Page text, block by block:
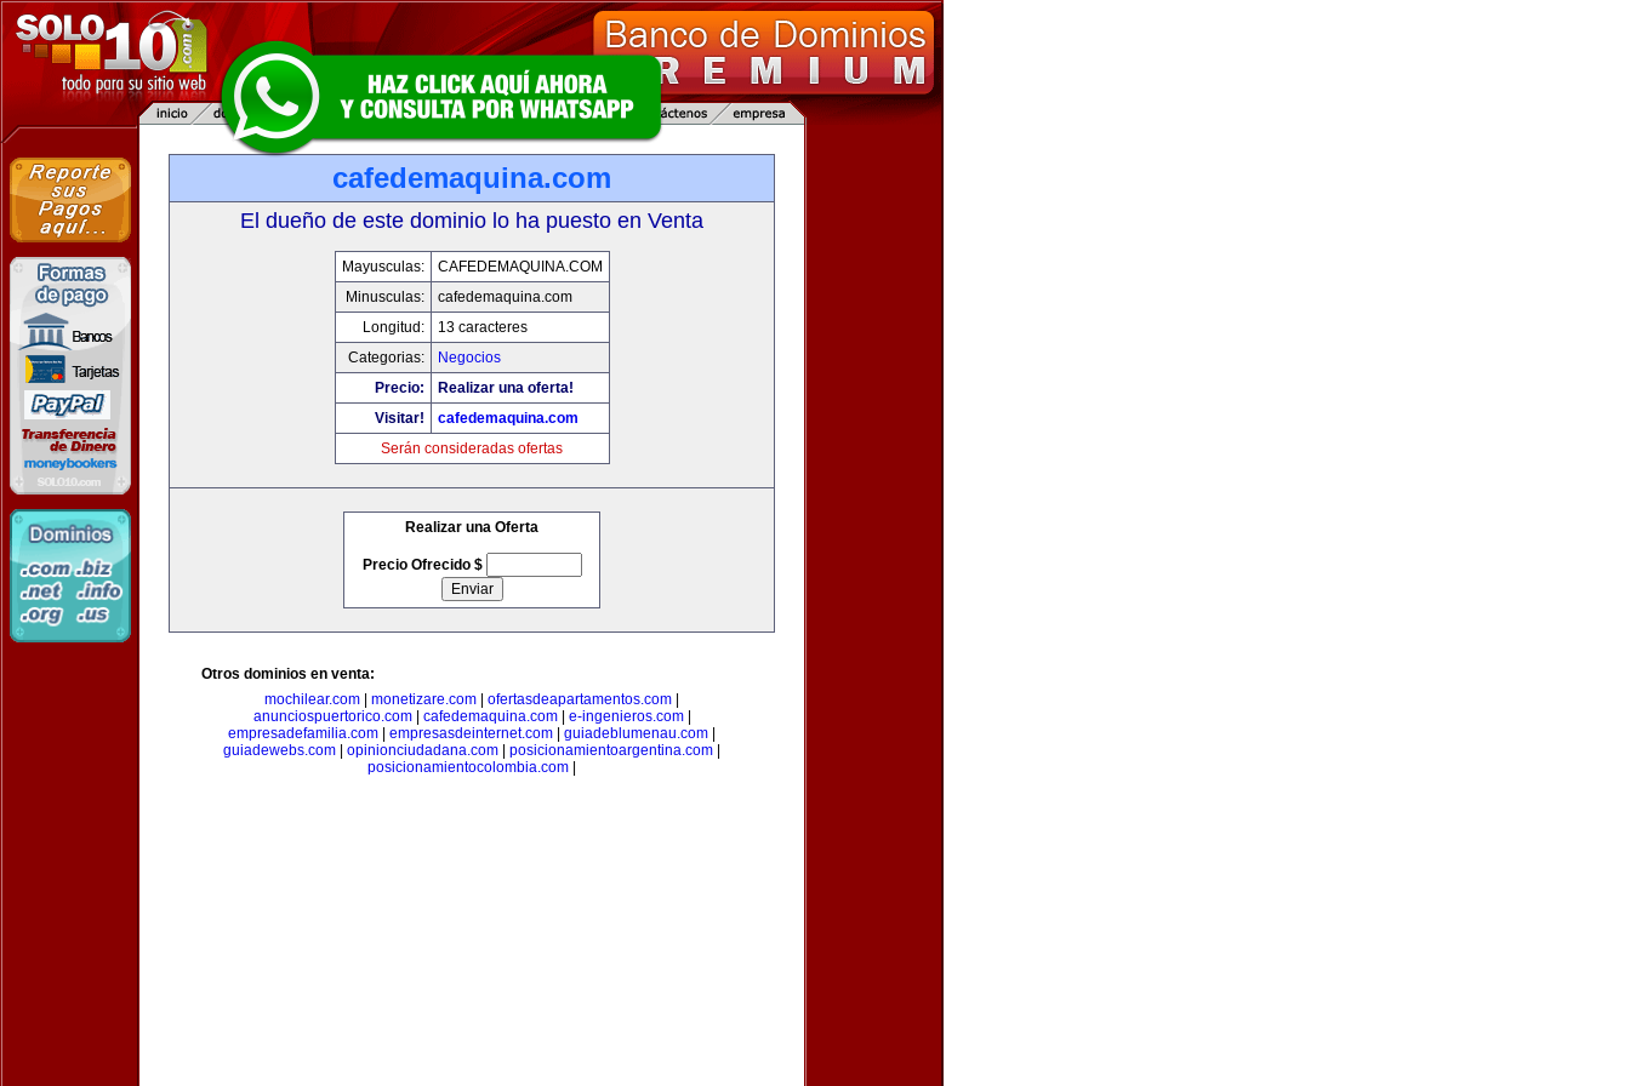
cafedemaquina.com
El dueño de este dominio lo ha puesto en Venta
Mayusculas:
CAFEDEMAQUINA.COM
Minusculas:
cafedemaquina.com
Longitud:
13 caracteres
Categorias:
Negocios
Precio:
Realizar una oferta!
Visitar!
cafedemaquina.com
Serán consideradas ofertas
Realizar una Oferta
Precio Ofrecido $
Otros dominios en venta:
mochilear.com
monetizare.com ofertasdeapartamentos.com
anunciospuertorico.com| cafedemaquina.com| e-ingenieros.com|
empresadefamilia.com
empresasdeinternet.com guiadeblumenau.com
guiadewebs.com
opinionciudadana.com posicionamientoargentina.com
posicionamientocolombia.com